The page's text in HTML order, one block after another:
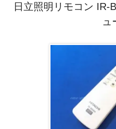
日立照明リモコン IR-
ュ